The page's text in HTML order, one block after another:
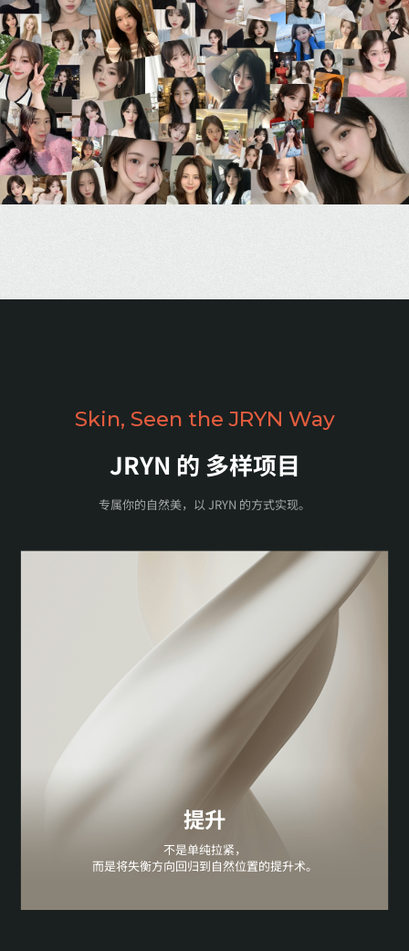
Skin, Seen the JRYN Way
JRYN 的 多样项目
专属你的自然美，以 JRYN 的方式实现。
提升
不是单纯拉紧，
而是将失衡方向回归到自然位置的提升术。